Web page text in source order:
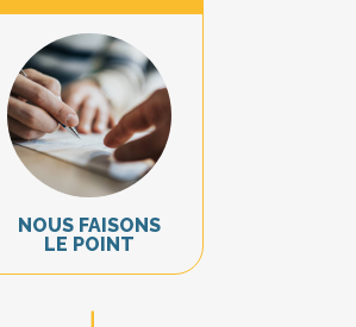
NOUS FAISONS
LE POINT